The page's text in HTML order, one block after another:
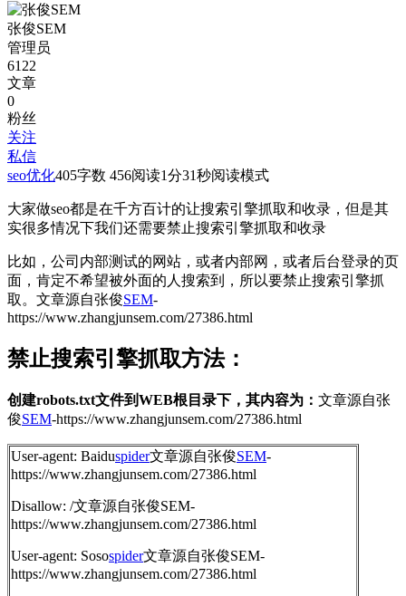
张俊SEM
管理员
6122
文章
0
粉丝
关注
私信
seo优化405字数 456阅读1分31秒阅读模式
大家做seo都是在千方百计的让搜索引擎抓取和收录，但是其
实很多情况下我们还需要禁止搜索引擎抓取和收录
比如，公司内部测试的网站，或者内部网，或者后台登录的页
面，肯定不希望被外面的人搜索到，所以要禁止搜索引擎抓
取。 文章源自张俊SEM-
https://www.zhangjunsem.com/27386.html
禁止搜索引擎抓取方法：
创建robots.txt文件到WEB根目录下，其内容为： 文章源自张
俊SEM-https://www.zhangjunsem.com/27386.html
User-agent: Baiduspider文章源自张俊SEM-
https://www.zhangjunsem.com/27386.html
Disallow: /文章源自张俊SEM-
https://www.zhangjunsem.com/27386.html
User-agent: Sosospider文章源自张俊SEM-
https://www.zhangjunsem.com/27386.html